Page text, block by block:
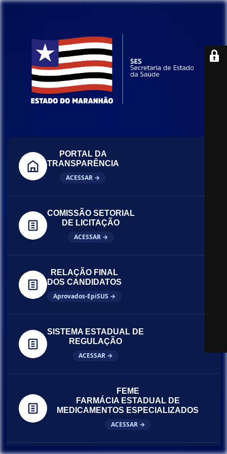
PORTAL DA
TRANSPARÊNCIA
ACESSAR →
COMISSÃO SETORIAL
DE LICITAÇÃO
ACESSAR →
RELAÇÃO FINAL
DOS CANDIDATOS
Aprovados-EpiSUS →
SISTEMA ESTADUAL DE
REGULAÇÃO
ACESSAR →
FEME
FARMÁCIA ESTADUAL DE
MEDICAMENTOS ESPECIALIZADOS
ACESSAR →